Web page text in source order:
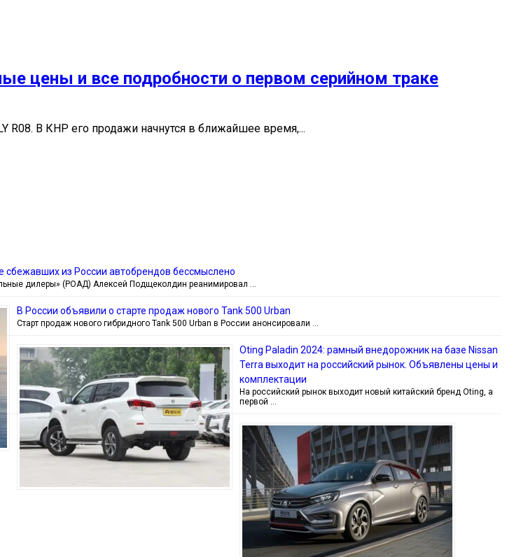
цены и все подробности о первом серийном траке
R08. В КНР его продажи начнутся в ближайшее время,...
из России автобрендов бессмыслено
дилеры» (РОАД) Алексей Подщеколдин реанимировал …
В России объявили о старте продаж нового Tank 500 Urban
Старт продаж нового гибридного Tank 500 Urban в России анонсировали …
Oting Paladin 2024: рамный внедорожник на базе Nissan
Terra выходит на российский рынок. Объявлены цены и
комплектации
На российский рынок выходит новый китайский бренд Oting, а
первой …